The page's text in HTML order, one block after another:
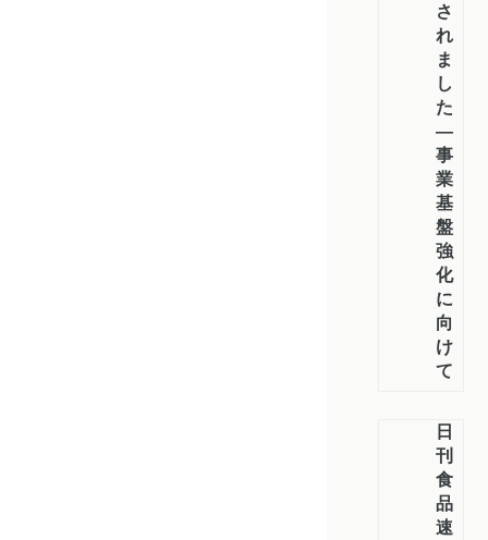
さ
れ
ま
し
た
―
事
業
基
盤
強
化
に
向
け
て
日
刊
食
品
速